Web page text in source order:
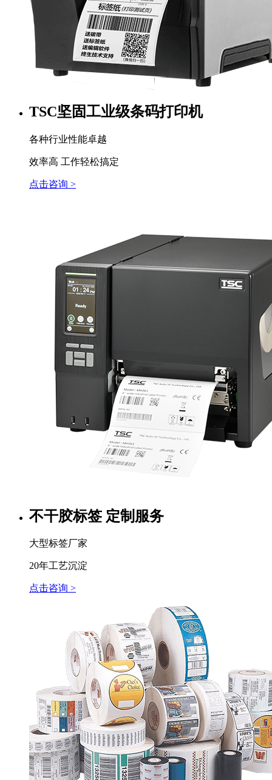
TSC坚固工业级条码打印机
各种行业性能卓越
效率高 工作轻松搞定
点击咨询 >
不干胶标签 定制服务
大型标签厂家
20年工艺沉淀
点击咨询 >